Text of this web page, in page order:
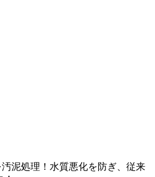
泥処理！水質悪化を防ぎ、従来